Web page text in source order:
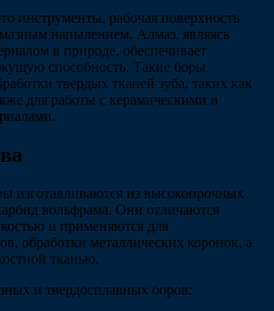
инструменты, рабочая поверхность
напылением. Алмаз, являясь
в природе, обеспечивает
способность. Такие боры
твердых тканей зуба, таких как
для работы с керамическими и
изготавливаются из высокопрочных
вольфрама. Они отличаются
и применяются для
обработки металлических коронок, а
тканью.
и твердосплавных боров: